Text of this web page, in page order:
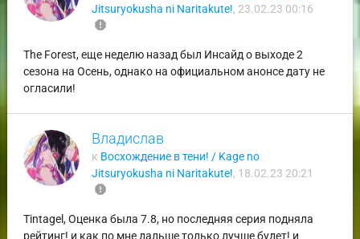
Jitsuryokusha ni Naritakute!, 23.02.23 00:16
report
The Forest, еще неделю назад был Инсайд о выходе 2
сезона на Осень, однако на официальном анонсе дату не
огласили!
Владислав
к Восхождение в тени! / Kage no
Jitsuryokusha ni Naritakute!, 18.02.23 20:21
report
Tintagel, Оценка была 7.8, но последняя серия подняла
рейтинг! и как по мне дальше только лучше будет! и